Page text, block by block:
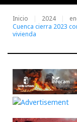
Inicio 2024
Cuenca cierra 2023
vivienda